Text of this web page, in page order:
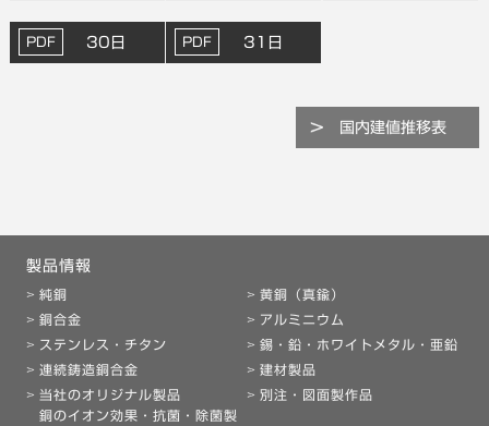
30日 31日
国内建値推移表
製品情報
純銅
黄銅（真鍮）
銅合金
アルミニウム
ステンレス・チタン
錫・鉛・ホワイトメタル・亜鉛
連続鋳造銅合金
建材製品
当社のオリジナル製品
銅のイオン効果・抗菌・除菌製
別注・図面製作品